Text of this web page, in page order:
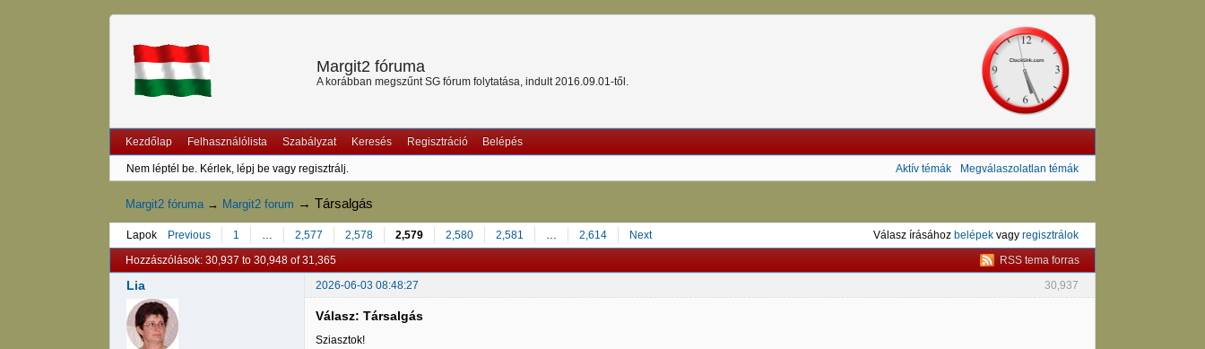
Margit2 fóruma
A korábban megszűnt SG fórum folytatása, indult 2016.09.01-től.
Kezdőlap Felhasználólista Szabályzat Keresés Regisztráció Belépés
Nem léptél be. Kérlek, lépj be vagy regisztrálj. Aktív témák Megválaszolatlan témák
Margit2 fóruma → Margit2 forum →Társalgás
Lapok Previous 1 … 2,577 2,578 2,579 2,580 2,581 … 2,614 Next Válasz írásához belépek vagy regisztrálok
RSS tema forras
Hozzászólások: 30,937 to 30,948 of 31,365
30,937
Lia 2026-06-03 08:48:27
Válasz: Társalgás
Sziasztok!